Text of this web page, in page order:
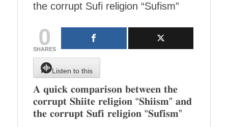
the corrupt Sufi religion “Sufism”
0
SHARES
Listen to this
𝐀 𝐪𝐮𝐢𝐜𝐤 𝐜𝐨𝐦𝐩𝐚𝐫𝐢𝐬𝐨𝐧 𝐛𝐞𝐭𝐰𝐞𝐞𝐧 𝐭𝐡𝐞
𝐜𝐨𝐫𝐫𝐮𝐩𝐭 𝐒𝐡𝐢𝐢𝐭𝐞 𝐫𝐞𝐥𝐢𝐠𝐢𝐨𝐧 “𝐒𝐡𝐢𝐢𝐬𝐦” 𝐚𝐧𝐝
𝐭𝐡𝐞 𝐜𝐨𝐫𝐫𝐮𝐩𝐭 𝐒𝐮𝐟𝐢 𝐫𝐞𝐥𝐢𝐠𝐢𝐨𝐧 “𝐒𝐮𝐟𝐢𝐬𝐦”